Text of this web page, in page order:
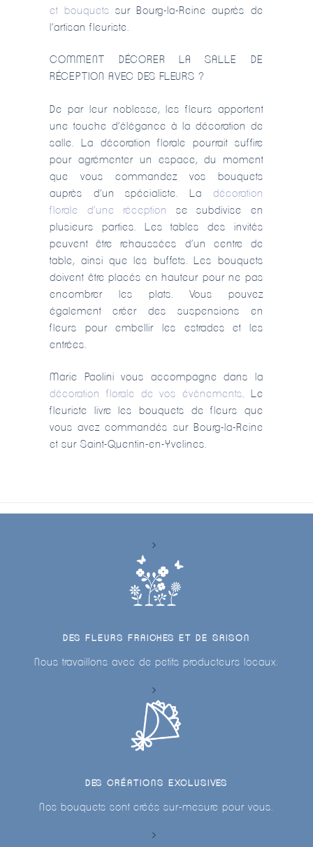
et bouquets sur Bourg-la-Reine auprès de
l’artisan fleuriste.
COMMENT DÉCORER LA SALLE DE
RÉCEPTION AVEC DES FLEURS ?
De par leur noblesse, les fleurs apportent
une touche d’élégance à la décoration de
salle. La décoration florale pourrait suffire
pour agrémenter un espace, du moment
que vous commandez vos bouquets
auprès d’un spécialiste. La décoration
florale d’une réception
se subdivise en
plusieurs parties. Les tables des invités
peuvent être rehaussées d’un centre de
table, ainsi que les buffets. Les bouquets
doivent être placés en hauteur pour ne pas
encombrer les plats. Vous pouvez
également créer des suspensions en
fleurs pour embellir les estrades et les
entrées.
Marie Paolini vous accompagne dans la
décoration florale de vos événements. Le
fleuriste livre les bouquets de fleurs que
vous avez commandés sur Bourg-la-Reine
et sur Saint-Quentin-en-Yvelines.
DES FLEURS FRAICHES ET DE SAISON
Nous travaillons avec de petits producteurs locaux.
DES CRÉATIONS EXCLUSIVES
Nos bouquets sont créés sur-mesure pour vous.